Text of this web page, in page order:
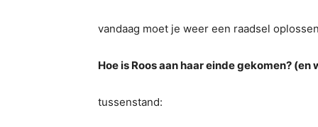
vandaag moet je weer een raadsel
Hoe is Roos aan haar einde gekomen? (en
tussenstand: